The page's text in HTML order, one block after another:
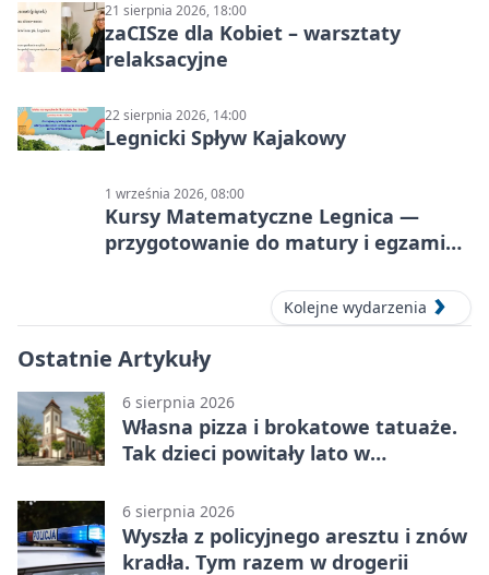
21 sierpnia 2026, 18:00
zaCISze dla Kobiet – warsztaty
relaksacyjne
22 sierpnia 2026, 14:00
Legnicki Spływ Kajakowy
1 września 2026, 08:00
Kursy Matematyczne Legnica —
przygotowanie do matury i egzaminu
Kolejne wydarzenia
Ostatnie Artykuły
6 sierpnia 2026
Własna pizza i brokatowe tatuaże.
Tak dzieci powitały lato w
6 sierpnia 2026
Wyszła z policyjnego aresztu i znów
kradła. Tym razem w drogerii